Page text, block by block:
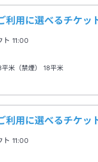
利用に選べるチ
ト 11:00
米（禁煙）
18平米
利用に選べるチ
ト 11:00